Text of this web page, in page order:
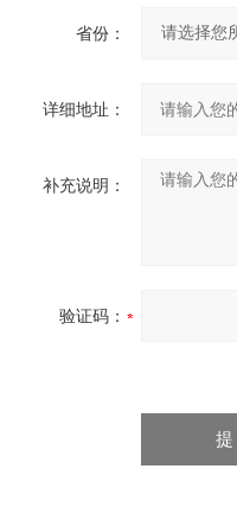
省份：
详细地址：
补充说明：
验证码：